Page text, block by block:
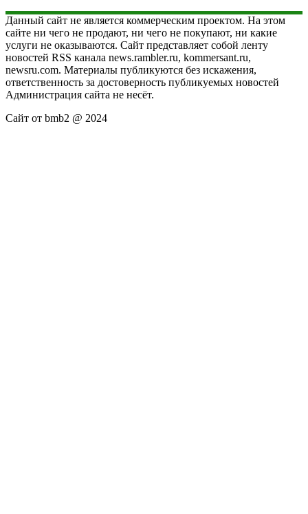
Данный сайт не является коммерческим проектом. На этом
сайте ни чего не продают, ни чего не покупают, ни какие
услуги не оказываются. Сайт представляет собой ленту
новостей RSS канала news.rambler.ru, kommersant.ru,
newsru.com. Материалы публикуются без искажения,
ответственность за достоверность публикуемых новостей
Администрация сайта не несёт.
Сайт от bmb2 @ 2024